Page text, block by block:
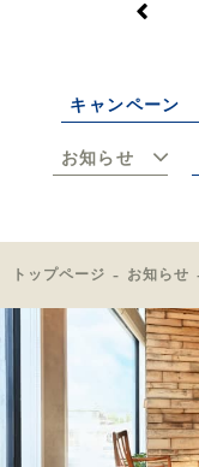
キャンペーン
お知らせ
トップページ お知らせ